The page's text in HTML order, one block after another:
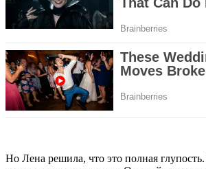
Но Лена решила, что это полная